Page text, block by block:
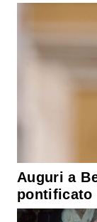
Auguri a
pontificato